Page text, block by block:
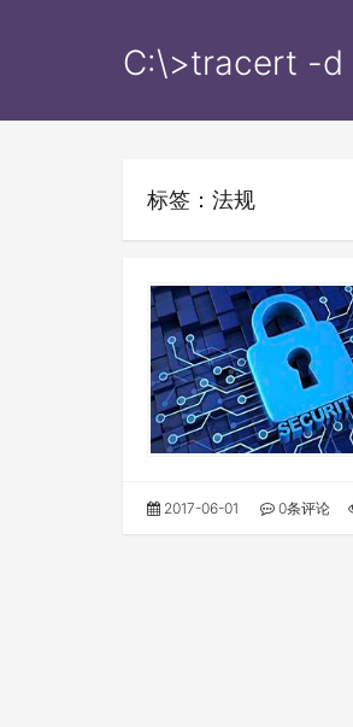
C:\>tracert -d
标签：法规
2017-06-01 0条评论